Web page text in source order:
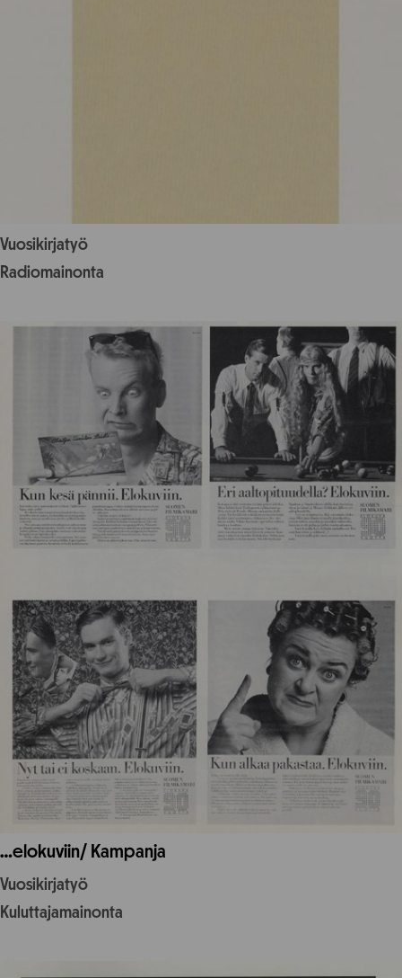
Vuosikirjatyö
Radiomainonta
…elokuviin/ Kampanja
Vuosikirjatyö
Kuluttajamainonta